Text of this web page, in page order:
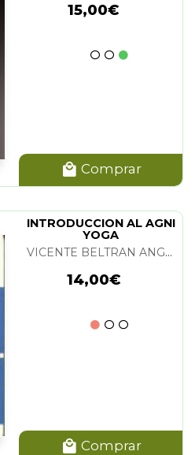
15,00€
Comprar
INTRODUCCION AL AGNI
YOGA
VICENTE BELTRAN ANGLADA
14,00€
Comprar